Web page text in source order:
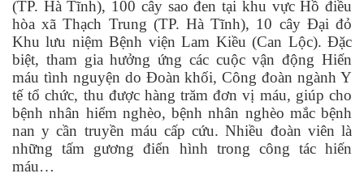
(TP. Hà Tĩnh), 100 cây sao đen tại khu vực Hồ điều
hòa xã Thạch Trung (TP. Hà Tĩnh), 10 cây Đại đỏ
Khu lưu niệm Bệnh viện Lam Kiều (Can Lộc). Đặc
biệt, tham gia hưởng ứng các cuộc vận động Hiến
máu tình nguyện do Đoàn khối, Công đoàn ngành Y
tế tổ chức, thu được hàng trăm đơn vị máu, giúp cho
bệnh nhân hiểm nghèo, bệnh nhân nghèo mắc bệnh
nan y cần truyền máu cấp cứu. Nhiều đoàn viên là
những tấm gương điển hình trong công tác hiến
máu…